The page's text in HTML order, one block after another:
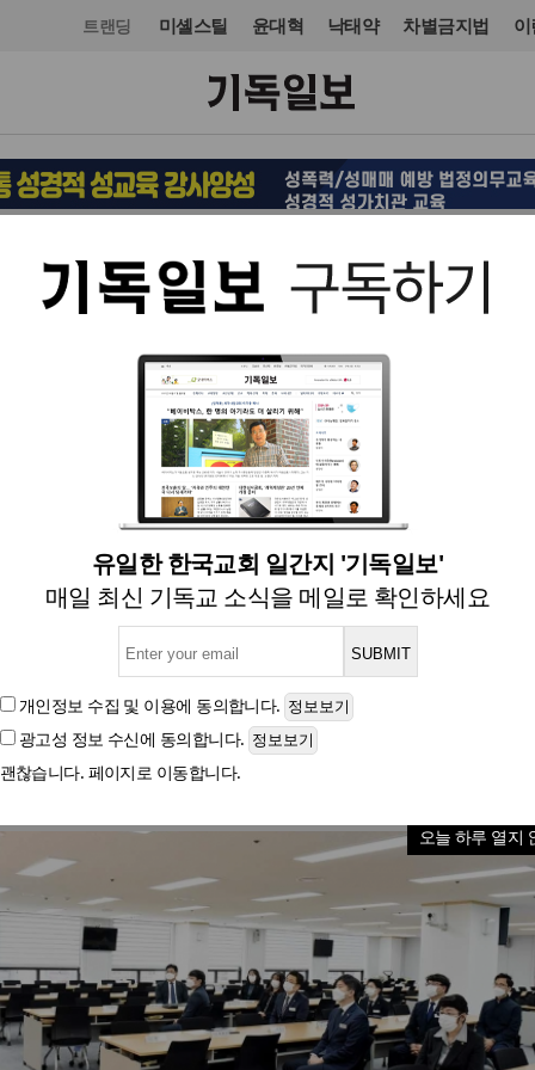
트랜딩 미셸스틸 윤대혁 낙태약 차별금지법
유일한 한국교회 일간지 '기독일보'
매일 최신 기독교 소식을 메일로 확인하세요
개인정보 수집 및 이용에 동의합니다.
광고성 정보 수신에 동의합니다.
괜찮습니다. 페이지로 이동합니다.
오늘 하루 열지
교단/단체 기독교기관 입력 2021. 04. 26 10:03
구소 ‘온라인교회 건축 프로